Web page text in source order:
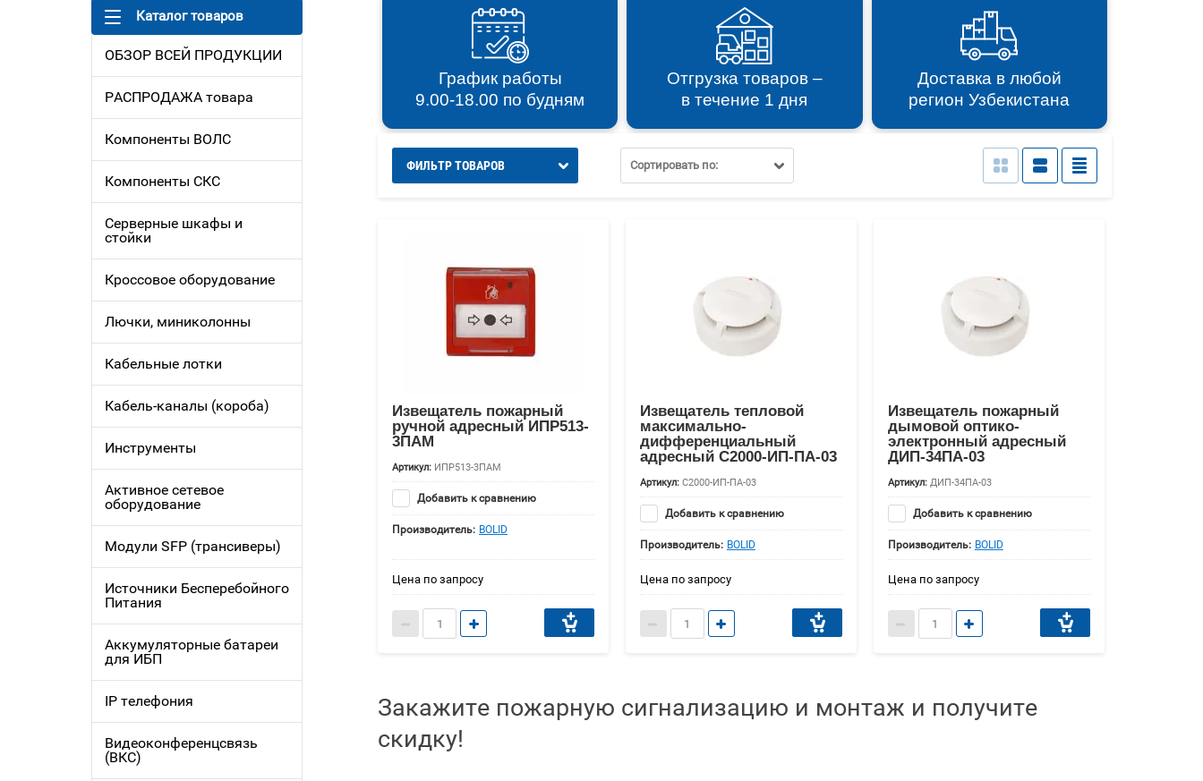
Каталог товаров
ОБЗОР ВСЕЙ ПРОДУКЦИИ
РАСПРОДАЖА товара
Компоненты ВОЛС
Компоненты СКС
Серверные шкафы и
стойки
Кроссовое оборудование
Лючки, миниколонны
Кабельные лотки
Кабель-каналы (короба)
Инструменты
Активное сетевое
оборудование
Модули SFP (трансиверы)
Источники Бесперебойного
Питания
Аккумуляторные батареи
для ИБП
IP телефония
Видеоконференцсвязь
(ВКС)
График работы
9.00-18.00 по будням
Отгрузка товаров –
в течение 1 дня
Доставка в любой
регион Узбекистана
ФИЛЬТР ТОВАРОВ Сортировать по:
Извещатель пожарный
ручной адресный ИПР513-
3ПАМ
Артикул: ИПР513-3ПАМ
Добавить к сравнению
Производитель: BOLID
Цена по запросу
Извещатель тепловой
максимально-
дифференциальный
адресный С2000-ИП-ПА-03
Артикул:С2000-ИП-ПА-03
Добавить к сравнению
Производитель: BOLID
Цена по запросу
Извещатель пожарный
дымовой оптико-
электронный адресный
ДИП-34ПА-03
Артикул:ДИП-34ПА-03
Добавить к сравнению
Производитель: BOLID
Цена по запросу
Закажите пожарную сигнализацию и монтаж и получите
скидку!